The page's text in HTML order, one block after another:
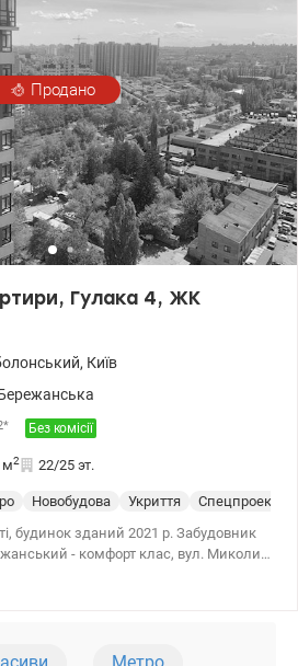
Продано
Гулака 4, ЖК
, Київ
* Без комісії
м2 22/25 эт.
Новобудова Укриття Спецпроект
будинок зданий 2021 р. Забудовник
- комфорт клас, вул. Миколи
вода та опалення. Автономна